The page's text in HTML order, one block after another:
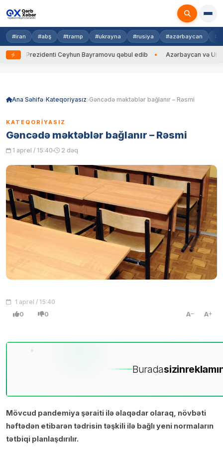
#iran #abş #tramp #ukrayna #rusiya #azərbaycan
Ceyhun Bayramovu qəbul edib Azərbaycan və Ukrayna
Ana Səhifə Kateqoriyasız Gəncədə məktəblər bağlanır – Rəsmi
KATEQORIYASIZ
Gəncədə məktəblər bağlanır – Rəsmi
1 aprel / 15:40 2 dəq
1 aprel / 15:40
0 0 A A
Buradasizin
Mövcud pandemiya şəraiti ilə əlaqədar olaraq, növbəti
həftədən etibarən tədrisin təşkili ilə bağlı yeni normaların
tətbiqi planlaşdırılır.